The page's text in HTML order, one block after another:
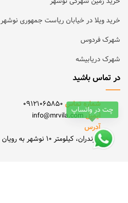
خرید ویلا در خیابان ریاست جمهوری نوشهر
شهرک فردوس
شهرک دریابیشه
در تماس باشید
شماره تماس 09121065850
ایمیلinfo@mrvila.com
آدرس
مازندران، کیلومتر 10 نوشهر به رویان
چت در واتساپ